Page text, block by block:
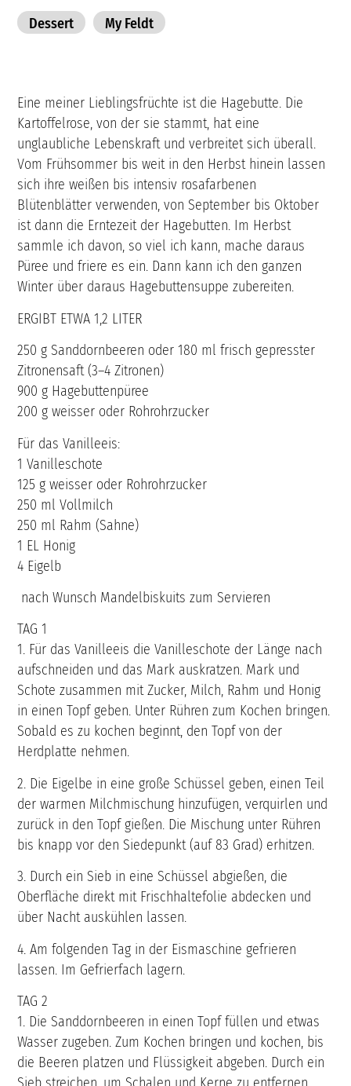
Dessert My Feldt
Eine meiner Lieblingsfrüchte ist die Hagebutte. Die
Kartoffelrose, von der sie stammt, hat eine
unglaubliche Lebenskraft und verbreitet sich überall.
Vom Frühsommer bis weit in den Herbst hinein lassen
sich ihre weißen bis intensiv rosafarbenen
Blütenblätter verwenden, von September bis Oktober
ist dann die Erntezeit der Hagebutten. Im Herbst
sammle ich davon, so viel ich kann, mache daraus
Püree und friere es ein. Dann kann ich den ganzen
Winter über daraus Hagebuttensuppe zubereiten.
ERGIBT ETWA 1,2 LITER
250 g Sanddornbeeren oder 180 ml frisch gepresster
Zitronensaft (3–4 Zitronen)
900 g Hagebuttenpüree
200 g weisser oder Rohrohrzucker
Für das Vanilleeis:
1 Vanilleschote
125 g weisser oder Rohrohrzucker
250 ml Vollmilch
250 ml Rahm (Sahne)
1 EL Honig
4 Eigelb
nach Wunsch Mandelbiskuits zum Servieren
TAG 1
1. Für das Vanilleeis die Vanilleschote der Länge nach
aufschneiden und das Mark auskratzen. Mark und
Schote zusammen mit Zucker, Milch, Rahm und Honig
in einen Topf geben. Unter Rühren zum Kochen bringen.
Sobald es zu kochen beginnt, den Topf von der
Herdplatte nehmen.
2. Die Eigelbe in eine große Schüssel geben, einen Teil
der warmen Milchmischung hinzufügen, verquirlen und
zurück in den Topf gießen. Die Mischung unter Rühren
bis knapp vor den Siedepunkt (auf 83 Grad) erhitzen.
3. Durch ein Sieb in eine Schüssel abgießen, die
Oberfläche direkt mit Frischhaltefolie abdecken und
über Nacht auskühlen lassen.
4. Am folgenden Tag in der Eismaschine gefrieren
lassen. Im Gefrierfach lagern.
TAG 2
1. Die Sanddornbeeren in einen Topf füllen und etwas
Wasser zugeben. Zum Kochen bringen und kochen, bis
die Beeren platzen und Flüssigkeit abgeben. Durch ein